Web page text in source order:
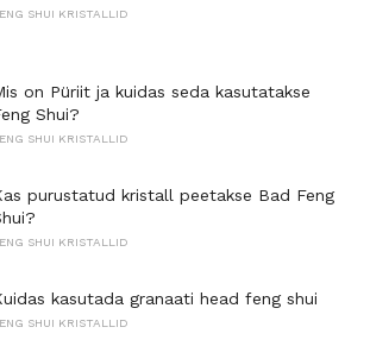
SHUI KRISTALLID
on Püriit ja kuidas seda kasutatakse
Shui?
SHUI KRISTALLID
purustatud kristall peetakse Bad Feng
SHUI KRISTALLID
kasutada granaati head feng shui
SHUI KRISTALLID